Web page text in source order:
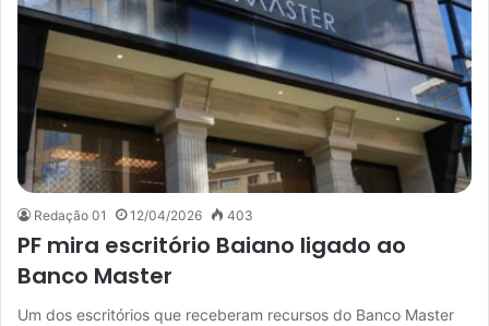
Redação 01 12/04/2026 403
PF mira escritório Baiano ligado ao
Banco Master
Um dos escritórios que receberam recursos do Banco Master